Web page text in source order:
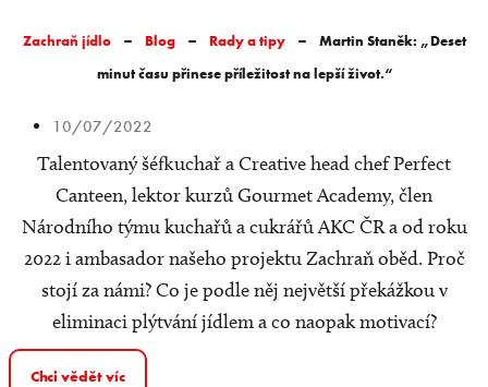
Zachraň jídlo - Blog - Rady a tipy -
Martin Staněk: „Deset
minut času přinese příležitost na lepší život.“
10/07/2022
Talentovaný šéfkuchař a Creative head chef Perfect
Canteen, lektor kurzů Gourmet Academy, člen
Národního týmu kuchařů a cukrářů AKC ČR a od roku
2022 i ambasador našeho projektu Zachraň oběd. Proč
stojí za námi? Co je podle něj největší překážkou v
eliminaci plýtvání jídlem a co naopak motivací?
Chci vědět víc